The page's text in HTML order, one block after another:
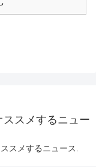
スメするニュー
スメするニュース.